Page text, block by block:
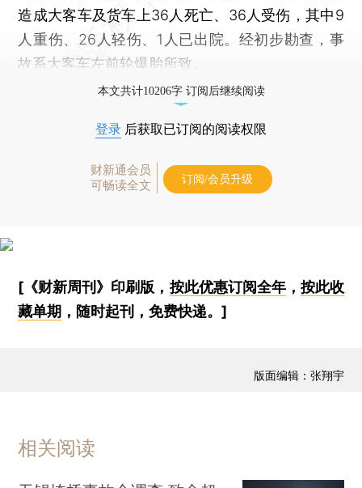
造成大客车及货车上36人死亡、36人受伤，其中9
人重伤、26人轻伤、1人已出院。经初步勘查，事
故系大客车左前轮爆胎所致。
本文共计10206字 订阅后继续阅读
登录 后获取已订阅的阅读权限
财新通会员
可畅读全文
订阅/会员升级
[《财新周刊》印刷版， 按此优惠订阅全年， 按此收
藏单期 ，随时起刊，免费快递。]
版面编辑：张翔宇
相关阅读